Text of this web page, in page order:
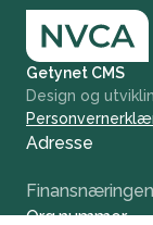
Getynet CMS
Design og
Adresse
Org.nummer